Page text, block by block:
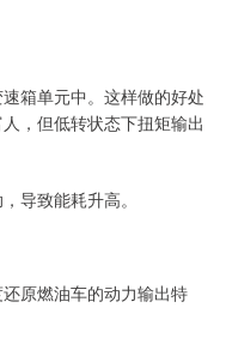
箱单元中。这样做的好处
，但低转状态下扭矩输出
导致能耗升高。
原燃油车的动力输出特